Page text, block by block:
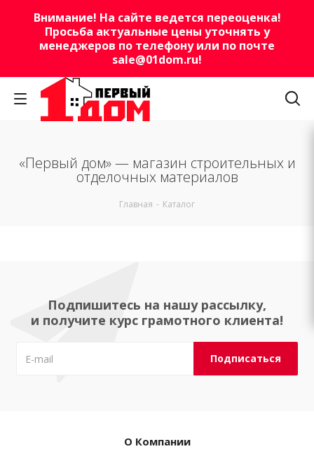
Внимание! На сайте ведется переоценка!
Просьба актуальные цены уточнять у
менеджеров по телефону или по почте
sale@01dom.ru!
«Первый дом» — магазин строительных и
отделочных материалов
Главная - Каталог
Подпишитесь на нашу рассылку,
и получите курс грамотного клиента!
О Компании